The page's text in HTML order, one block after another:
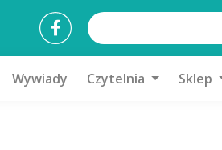
Wywiady Czytelnia Sklep